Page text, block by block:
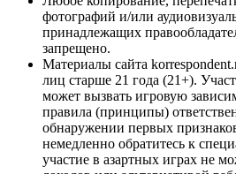
фотографий и/или
принадлежащих
запрещено.
Материалы сайта
лиц старше 21 года (21+).
может вызвать игровую
правила (принципы)
обнаружении первых
немедленно обратитесь к
участие в азартных играх не